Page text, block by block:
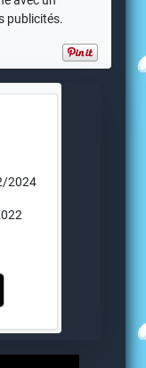
publicités.
2024